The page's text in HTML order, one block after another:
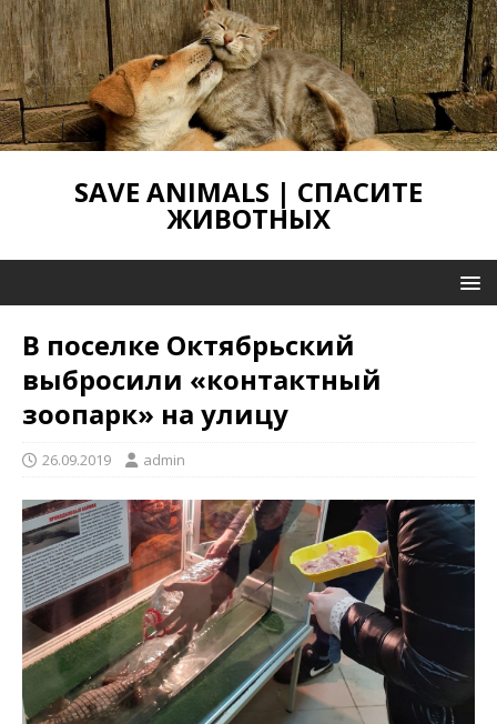
SAVE ANIMALS | СПАСИТЕ
ЖИВОТНЫХ
В поселке Октябрьский
выбросили «контактный
зоопарк» на улицу
26.09.2019 admin